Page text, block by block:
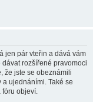
jen pár vteřin a dává vám
rozšířené pravomoci
že jste se obeznámili
ujednáními. Také se
objeví.